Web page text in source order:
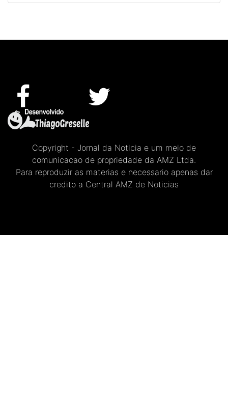
Copyright - Jornal da Noticia e um meio de
comunicacao de propriedade da AMZ Ltda.
Para reproduzir as materias e necessario apenas dar
credito a Central AMZ de Noticias